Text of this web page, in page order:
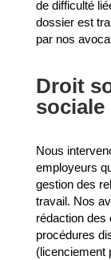
de difficulté
dossier est
par nos
Droit
sociale
Nous
employeurs
gestion des
travail. Nos
rédaction des
procédures
(licenciement